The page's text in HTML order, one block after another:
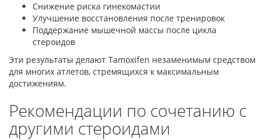
Снижение риска гинекомастии
Улучшение восстановления после тренировок
Поддержание мышечной массы после цикла
стероидов
Эти результаты делают Tamoxifen незаменимым средством
для многих атлетов, стремящихся к максимальным
достижениям.
Рекомендации по сочетанию с
другими стероидами